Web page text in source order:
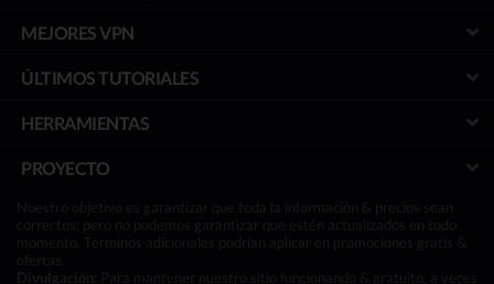
MEJORES VPN
ÚLTIMOS TUTORIALES
HERRAMIENTAS
PROYECTO